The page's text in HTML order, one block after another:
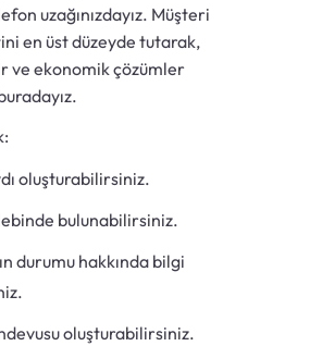
uzağınızdayız. Müşteri
en üst düzeyde tutarak,
ve ekonomik çözümler
oluşturabilirsiniz.
bulunabilirsiniz.
durumu hakkında bilgi
oluşturabilirsiniz.